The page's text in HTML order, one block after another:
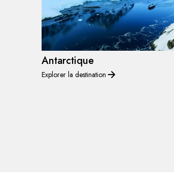
Antarctique
Explorer la destination